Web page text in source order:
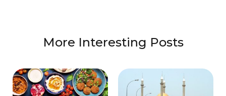
More Interesting Posts